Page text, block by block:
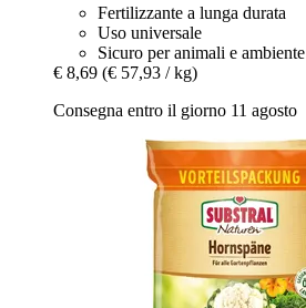
Fertilizzante a lunga durata
Uso universale
Sicuro per animali e ambiente
€ 8,69 (€ 57,93 / kg)
Consegna entro il giorno 11 agosto